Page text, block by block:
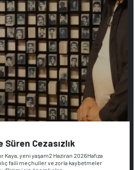
Süren Cezasızlık
Kaya, yeni yaşam2 Haziran 2026Hafıza
faili meçhuller ve zorla kaybetmeler